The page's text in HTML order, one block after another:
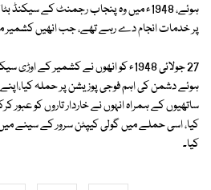
ہوئے، 1948ء میں وہ پنجاب رجمنٹ کے
پر خدمات انجام دے رہے تھے، جب انھیں کشمیر
27 جولائی 1948ء کو انھوں نے کشمیر
ہوئے دشمن کی اہم فوجی پوزیشن پر حملہ
ساتھیوں کے ہمراہ انہوں نے خاردار تاروں کو
کیا، اسی حملے میں گولی کیپٹن سرور کے سینے
کیا۔